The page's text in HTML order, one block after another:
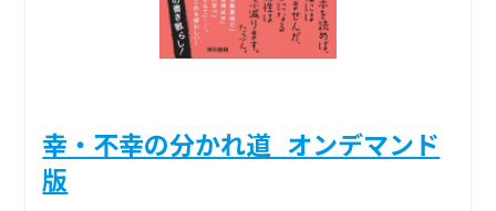
幸・不幸の分かれ道_オンデマンド
版